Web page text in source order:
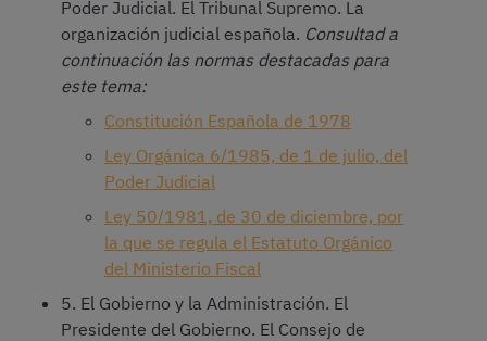
Poder Judicial. El Tribunal Supremo. La
organización judicial española. Consultad a
continuación las normas destacadas para
este tema:
Constitución Española de 1978
Ley Orgánica 6/1985, de 1 de julio, del
Poder Judicial
Ley 50/1981, de 30 de diciembre, por
la que se regula el Estatuto Orgánico
del Ministerio Fiscal
5. El Gobierno y la Administración. El
Presidente del Gobierno. El Consejo de